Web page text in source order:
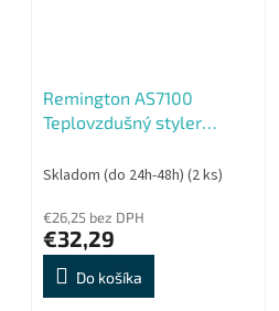
Remington AS7100
Teplovzdušný styler
Style
Skladom (do 24h-48h) (2 ks)
€26,25 bez DPH
€32,29
Do košíka